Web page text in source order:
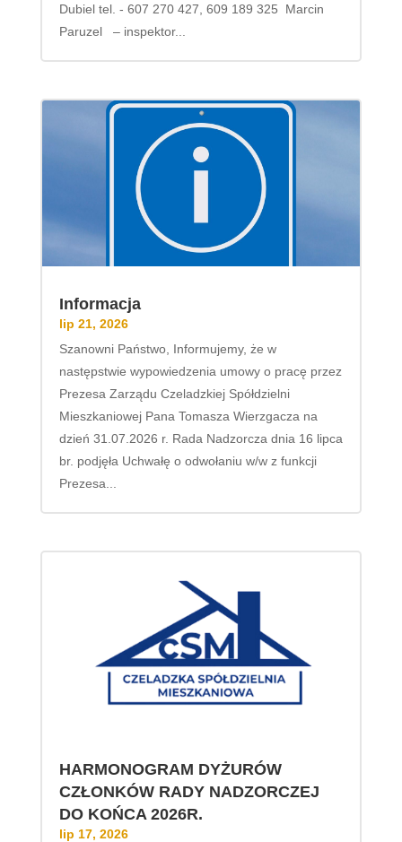
Dubiel tel. - 607 270 427, 609 189 325 Marcin
Paruzel – inspektor...
Informacja
lip 21, 2026
Szanowni Państwo, Informujemy, że w
następstwie wypowiedzenia umowy o pracę przez
Prezesa Zarządu Czeladzkiej Spółdzielni
Mieszkaniowej Pana Tomasza Wierzgacza na
dzień 31.07.2026 r. Rada Nadzorcza dnia 16 lipca
br. podjęła Uchwałę o odwołaniu w/w z funkcji
Prezesa...
HARMONOGRAM DYŻURÓW
CZŁONKÓW RADY NADZORCZEJ
DO KOŃCA 2026R.
lip 17, 2026